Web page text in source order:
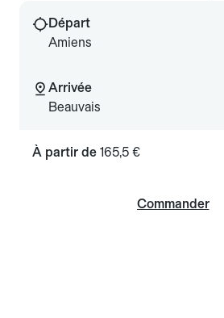
Départ
Amiens
Arrivée
Beauvais
À partir de 165,5 €
Commander